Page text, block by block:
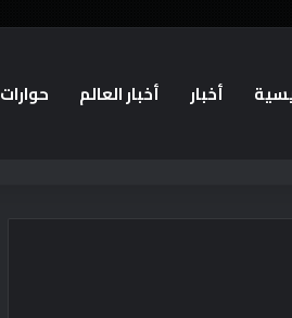
أخبار أخبار العالم حوارات